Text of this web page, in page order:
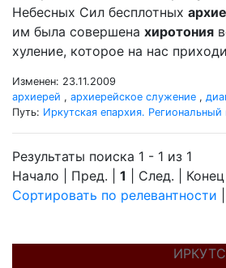
Небесных Сил бесплотных
им была совершена хиротония
хуление, которое на нас
Изменен: 23.11.2009
архиерей , архиерейское служение ,
Путь: Иркутская епархия.
Результаты поиска 1 - 1 из 1
Начало | Пред. | 1 | След. | Конец
Сортировать по релевантности